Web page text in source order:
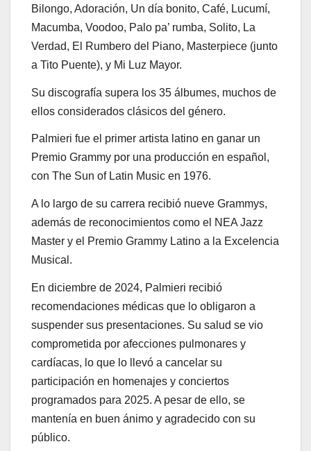
Bilongo, Adoración, Un día bonito, Café, Lucumí,
Macumba, Voodoo, Palo pa’ rumba, Solito, La
Verdad, El Rumbero del Piano, Masterpiece (junto
a Tito Puente), y Mi Luz Mayor.
Su discografía supera los 35 álbumes, muchos de
ellos considerados clásicos del género.
Palmieri fue el primer artista latino en ganar un
Premio Grammy por una producción en español,
con The Sun of Latin Music en 1976.
A lo largo de su carrera recibió nueve Grammys,
además de reconocimientos como el NEA Jazz
Master y el Premio Grammy Latino a la Excelencia
Musical.
En diciembre de 2024, Palmieri recibió
recomendaciones médicas que lo obligaron a
suspender sus presentaciones. Su salud se vio
comprometida por afecciones pulmonares y
cardíacas, lo que lo llevó a cancelar su
participación en homenajes y conciertos
programados para 2025. A pesar de ello, se
mantenía en buen ánimo y agradecido con su
público.